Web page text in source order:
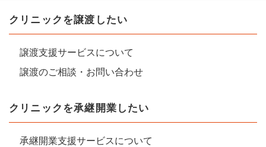
クリニックを譲渡したい
譲渡支援サービスについて
譲渡のご相談・お問い合わせ
クリニックを承継開業したい
承継開業支援サービスについて